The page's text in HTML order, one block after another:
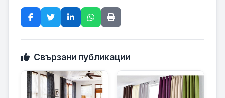
Свързани публикации